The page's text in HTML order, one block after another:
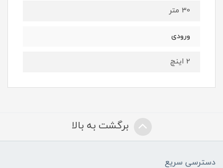
30 متر
ورودی
2 اینچ
برگشت به بالا
دسترسی سریع